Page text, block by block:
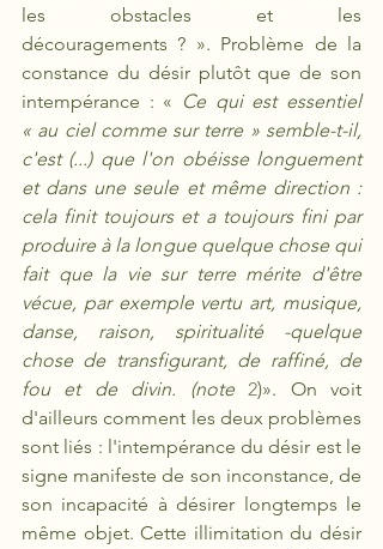
les obstacles et les
découragements ? ». Problème de la
constance du désir plutôt que de son
intempérance : « Ce qui est essentiel
« au ciel comme sur terre » semble-t-il,
c'est (...) que l'on obéisse longuement
et dans une seule et même direction :
cela finit toujours et a toujours fini par
produire à la longue quelque chose qui
fait que la vie sur terre mérite d'être
vécue, par exemple vertu art, musique,
danse, raison, spiritualité -quelque
chose de transfigurant, de raffiné, de
fou et de divin. (note 2)». On voit
d'ailleurs comment les deux problèmes
sont liés : l'intempérance du désir est le
signe manifeste de son inconstance, de
son incapacité à désirer longtemps le
même objet. Cette illimitation du désir